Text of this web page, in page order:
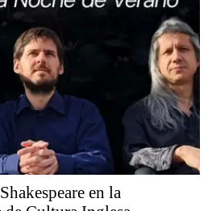
en la